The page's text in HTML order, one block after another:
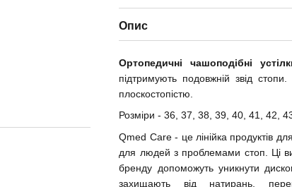
Опис
Ортопедичні чашоподібні
підтримують подовжній звід
плоскостопістю.
Розміри - 36, 37, 38, 39, 40, 41, 42,
Qmed Care - це лінійка продуктів
для людей з проблемами стоп. Ці
бренду допоможуть уникнути
захищають від натирань,